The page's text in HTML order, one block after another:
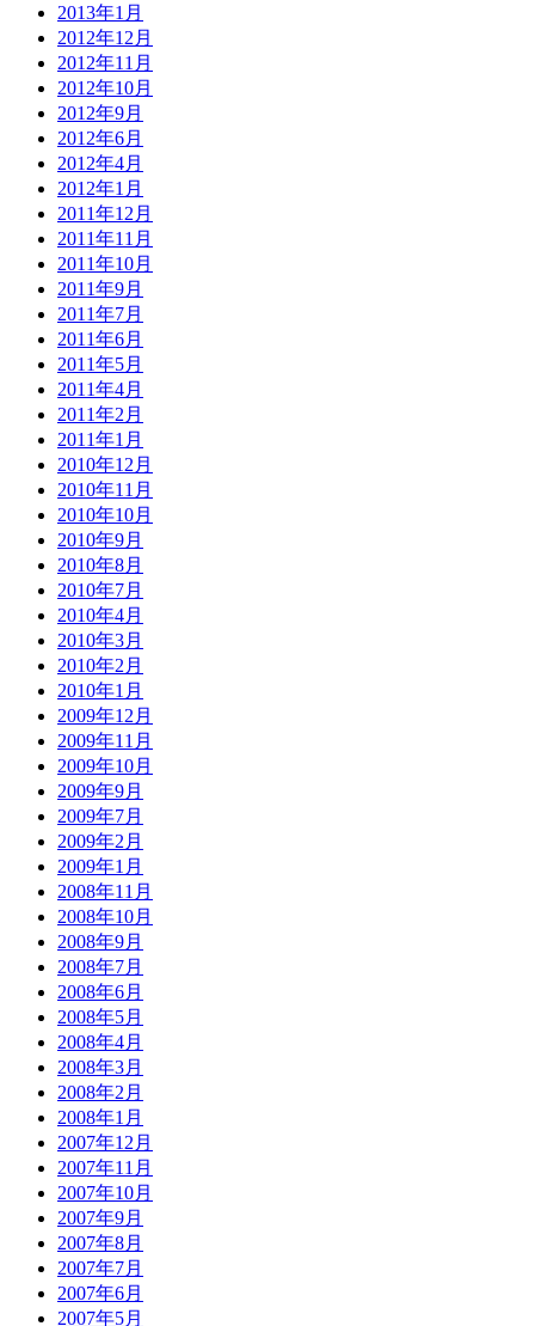
2013年1月
2012年12月
2012年11月
2012年10月
2012年9月
2012年6月
2012年4月
2012年1月
2011年12月
2011年11月
2011年10月
2011年9月
2011年7月
2011年6月
2011年5月
2011年4月
2011年2月
2011年1月
2010年12月
2010年11月
2010年10月
2010年9月
2010年8月
2010年7月
2010年4月
2010年3月
2010年2月
2010年1月
2009年12月
2009年11月
2009年10月
2009年9月
2009年7月
2009年2月
2009年1月
2008年11月
2008年10月
2008年9月
2008年7月
2008年6月
2008年5月
2008年4月
2008年3月
2008年2月
2008年1月
2007年12月
2007年11月
2007年10月
2007年9月
2007年8月
2007年7月
2007年6月
2007年5月